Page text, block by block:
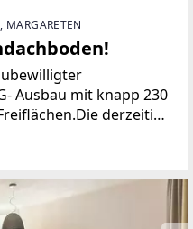
Ausbau mit knapp 230
derzeitige
vor: * Top